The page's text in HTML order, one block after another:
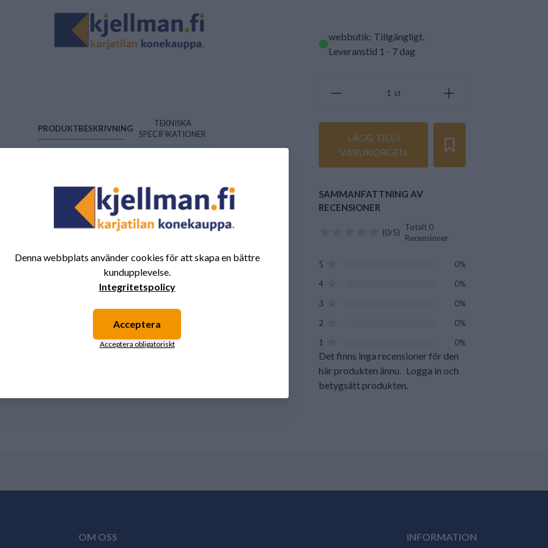
PRODUKTBESKRIVNING
TEKNISKA
SPECIFIKATIONER
Artikelnummer: 0893221
webbutik: Tillgängligt.
Leveranstid 1 - 7 dag
st
LÄGG TILL I
VARUKORGEN
SAMMANFATTNING AV
RECENSIONER
(0/5)
Totalt 0
Recensioner
5
0%
4
0%
3
0%
2
0%
1
0%
Det finns inga recensioner för den
här produkten ännu. Logga in och
betygsätt produkten.
OM OSS INFORMATION
Denna webbplats använder cookies för att skapa en bättre
kundupplevelse.
Integritetspolicy
Acceptera
Acceptera obligatoriskt